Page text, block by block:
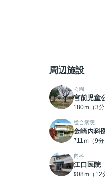
周辺施設
公園
宮前児童
180ｍ（3分
総合病院
金崎内科
711ｍ（9分
内科
江口医院
908ｍ（12